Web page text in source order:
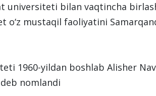
universiteti bilan vaqtincha
o‘z mustaqil faoliyatini
1960-yildan boshlab Alisher
nomlandi